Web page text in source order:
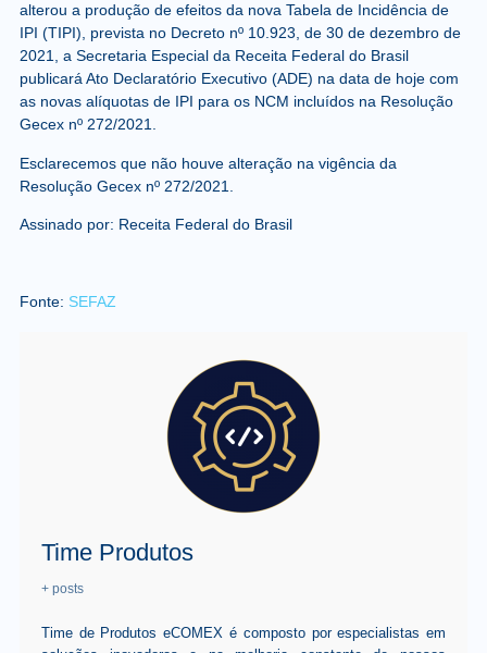
alterou a produção de efeitos da nova Tabela de Incidência de
IPI (TIPI), prevista no Decreto nº 10.923, de 30 de dezembro de
2021, a Secretaria Especial da Receita Federal do Brasil
publicará Ato Declaratório Executivo (ADE) na data de hoje com
as novas alíquotas de IPI para os NCM incluídos na Resolução
Gecex nº 272/2021.
Esclarecemos que não houve alteração na vigência da
Resolução Gecex nº 272/2021.
Assinado por: Receita Federal do Brasil
Fonte: SEFAZ
Time Produtos
+ posts
Time de Produtos eCOMEX é composto por especialistas em